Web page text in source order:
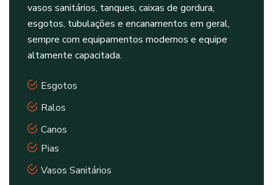
vasos sanitários, tanques, caixas de gordura,
esgotos, tubulações e encanamentos em geral,
sempre com equipamentos modernos e equipe
altamente capacitada.
Esgotos
Ralos
Canos
Pias
Vasos Sanitários